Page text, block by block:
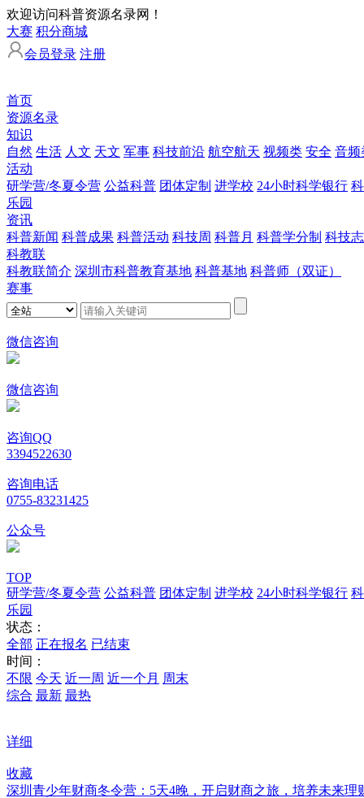
欢迎访问科普资源名录网！
大赛 积分商城
会员登录 注册
首页
资源名录
知识
自然 生活 人文 天文 军事 科技前沿 航空航天 视频类 安全 音频
活动
研学营/冬夏令营 公益科普 团体定制 进学校 24小时科学银行
乐园
资讯
科普新闻 科普成果 科普活动 科技周 科普月 科普学分制 科技
科教联
科教联简介 深圳市科普教育基地 科普基地 科普师（双证）
赛事
微信咨询
微信咨询
咨询QQ
3394522630
咨询电话
0755-83231425
公众号
TOP
研学营/冬夏令营 公益科普 团体定制 进学校 24小时科学银行
乐园
状态：
全部 正在报名 已结束
时间：
不限 今天 近一周 近一个月 周末
综合 最新 最热
详细
收藏
深圳青少年财商冬令营：5天4晚，开启财商之旅，培养未来理